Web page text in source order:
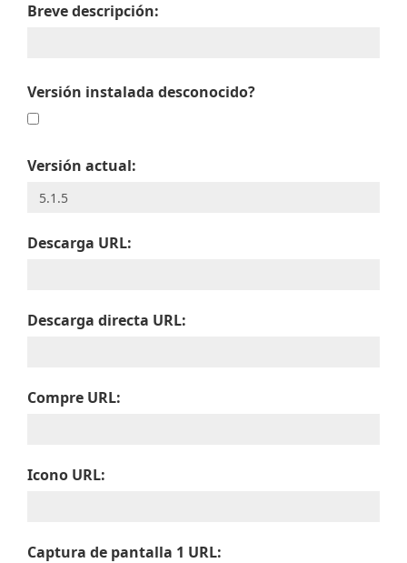
Breve descripción:
Versión instalada desconocido?
Versión actual:
Descarga URL:
Descarga directa URL:
Compre URL:
Icono URL:
Captura de pantalla 1 URL: